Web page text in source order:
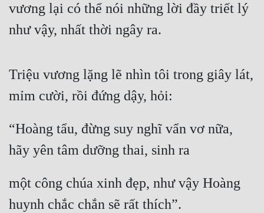
vương lại có thể nói những lời đầy triết lý
như vậy, nhất thời ngây ra.
Triệu vương lặng lẽ nhìn tôi trong giây lát,
mỉm cười, rồi đứng dậy, hỏi:
“Hoàng tẩu, đừng suy nghĩ vẩn vơ nữa,
hãy yên tâm dưỡng thai, sinh ra
một công chúa xinh đẹp, như vậy Hoàng
huynh chắc chắn sẽ rất thích”.